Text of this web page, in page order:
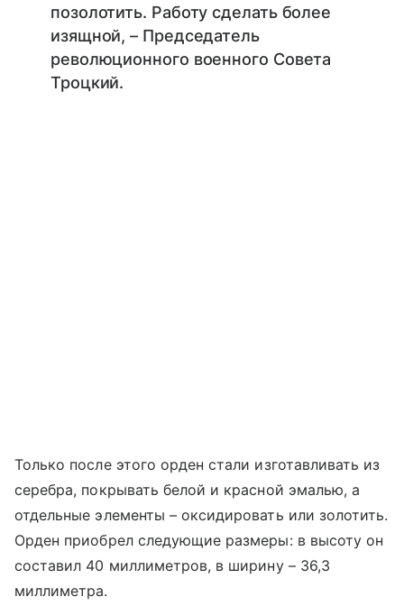
позолотить. Работу сделать более
изящной, – Председатель
революционного военного Совета
Троцкий.
Только после этого орден стали изготавливать из
серебра, покрывать белой и красной эмалью, а
отдельные элементы – оксидировать или золотить.
Орден приобрел следующие размеры: в высоту он
составил 40 миллиметров, в ширину – 36,3
миллиметра.